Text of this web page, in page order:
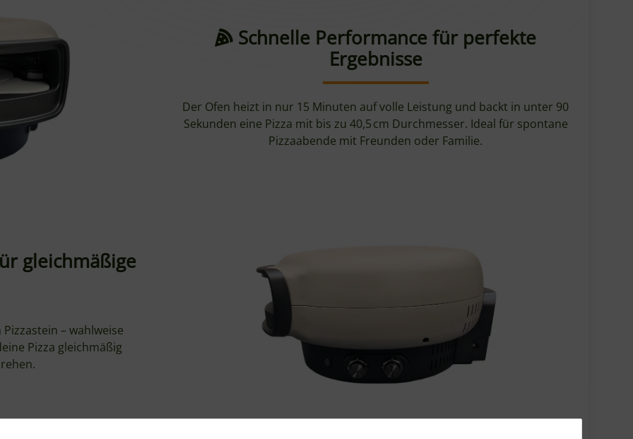
Schnelle Performance für perfekte
Ergebnisse
Der Ofen heizt in nur 15 Minuten auf volle Leistung und backt in unter 90
Sekunden eine Pizza mit bis zu 40,5 cm Durchmesser. Ideal für spontane
Pizzaabende mit Freunden oder Familie.
gleichmäßige
– wahlweise
Pizza gleichmäßig